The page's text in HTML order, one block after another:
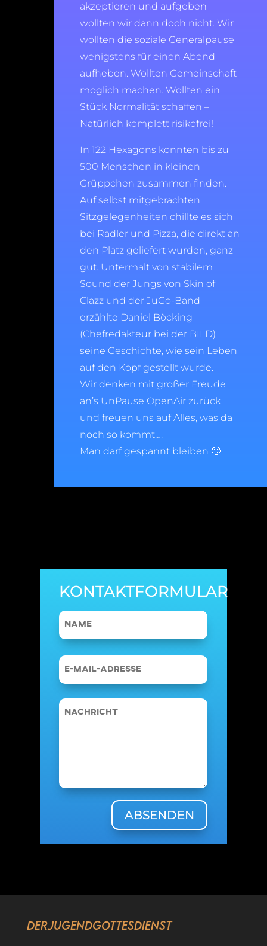
akzeptieren und aufgeben
wollten wir dann doch nicht. Wir
wollten die soziale Generalpause
wenigstens für einen Abend
aufheben. Wollten Gemeinschaft
möglich machen. Wollten ein
Stück Normalität schaffen –
Natürlich komplett risikofrei!
In 122 Hexagons konnten bis zu
500 Menschen in kleinen
Grüppchen zusammen finden.
Auf selbst mitgebrachten
Sitzgelegenheiten chillte es sich
bei Radler und Pizza, die direkt an
den Platz geliefert wurden, ganz
gut. Untermalt von stabilem
Sound der Jungs von Skin of
Clazz und der JuGo-Band
erzählte Daniel Böcking
(Chefredakteur bei der BILD)
seine Geschichte, wie sein Leben
auf den Kopf gestellt wurde.
Wir denken mit großer Freude
an’s UnPause OpenAir zurück
und freuen uns auf Alles, was da
noch so kommt….
Man darf gespannt bleiben 🙂
KONTAKTFORMULAR
ABSENDEN
DerJugendgottesdienst